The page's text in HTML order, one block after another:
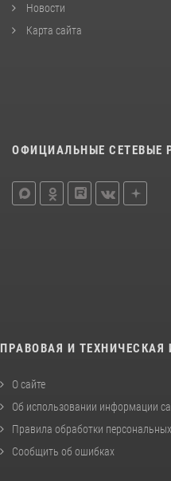
Новости
Карта сайта
ОФИЦИАЛЬНЫЕ СЕТЕВЫЕ
ПРАВОВАЯ И
О сайте
Об использовании информации
Правила обработки
Сообщить об ошибках